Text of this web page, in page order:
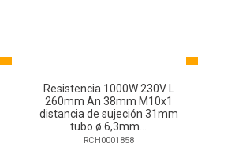
Resistencia 1000W 230V L
260mm An 38mm M10x1
distancia de sujeción 31mm
tubo ø 6,3mm...
RCH0001858